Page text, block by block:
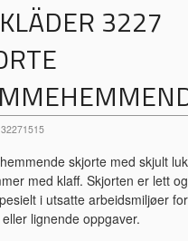
3227
32271515
skjorte med skjult
med klaff. Skjorten er lett
i utsatte arbeidsmiljøer
lignende oppgaver.